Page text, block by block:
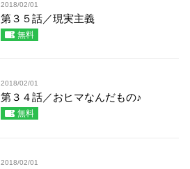
2018/02/01
第３５話／現実主義
無料
2018/02/01
第３４話／おヒマなんだもの♪
無料
2018/02/01